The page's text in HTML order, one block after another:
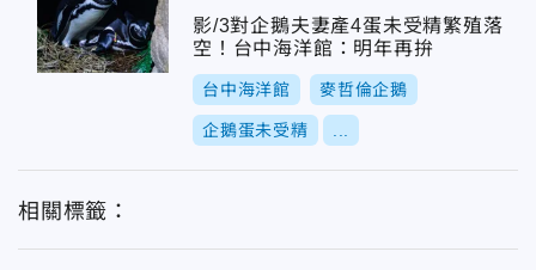
影/3對企鵝夫妻產4蛋未受精繁殖落
空！台中海洋館：明年再拚
台中海洋館 麥哲倫企鵝
企鵝蛋未受精
相關標籤：